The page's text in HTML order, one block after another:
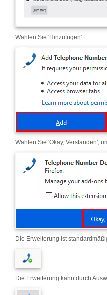
Wählen Sie 'Hinzufügen':
Wählen Sie 'Okay, Verstanden',
Die Erweiterung ist
Die Erweiterung kann durch